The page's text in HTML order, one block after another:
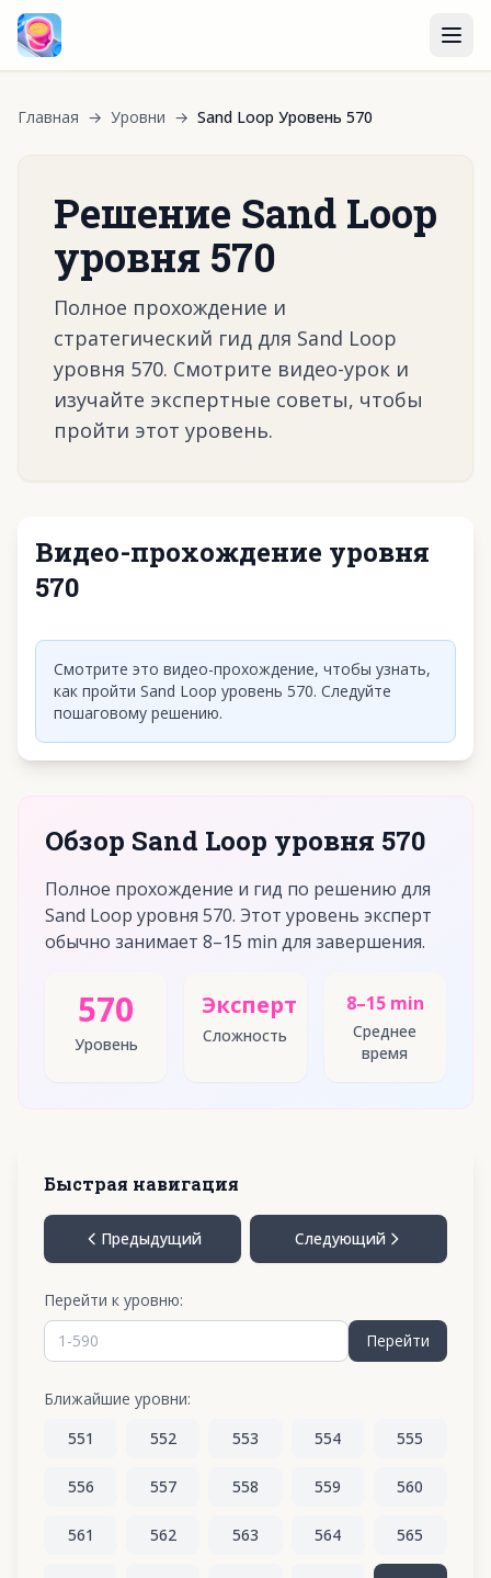
Главная → Уровни → Sand Loop Уровень 570
Решение Sand Loop
уровня 570
Полное прохождение и
стратегический гид для Sand Loop
уровня 570. Смотрите видео-урок и
изучайте экспертные советы, чтобы
пройти этот уровень.
Видео-прохождение уровня
570
Смотрите это видео-прохождение, чтобы узнать,
как пройти Sand Loop уровень 570. Следуйте
пошаговому решению.
Обзор Sand Loop уровня 570
Полное прохождение и гид по решению для
Sand Loop уровня 570. Этот уровень эксперт
обычно занимает 8–15 min для завершения.
570
Уровень
Эксперт
Сложность
8–15 min
Среднее
время
Быстрая навигация
Предыдущий Следующий
Перейти к уровню:
Перейти
Ближайшие уровни:
551
552 553 554 555
556 557 558 559 560
561 562 563 564 565